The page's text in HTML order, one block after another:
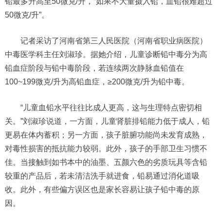
50微克/升”。
记者采访了河南省第三人民医院（河南省职业病医院）
中毒医学科主任刘淑珍。据她介绍，儿童诊断铅中毒分为高
铅血症阶段与铅中毒阶段，若连续两次静脉血铅值在
100~199微克/升为高铅血症，≥200微克/升为铅中毒。
“儿童血铅水平往往比成人更高，这与生理特点密切相
关。”刘淑珍说道，一方面，儿童肾脏排铅能力低于成人，铅
更易在体内蓄积；另一方面，孩子脏腑功能尚未发育成熟，
对毒性损害的抵抗能力较弱。此外，孩子的手部卫生习惯不
佳。当接触到如书本中的油墨、五颜六色的劣质玩具等含铅
较重的产品后，若未清洁洗手就进食，铅易通过消化道吸
收。此外，有些偏方误区也是家长容易让孩子铅中毒的原
因。